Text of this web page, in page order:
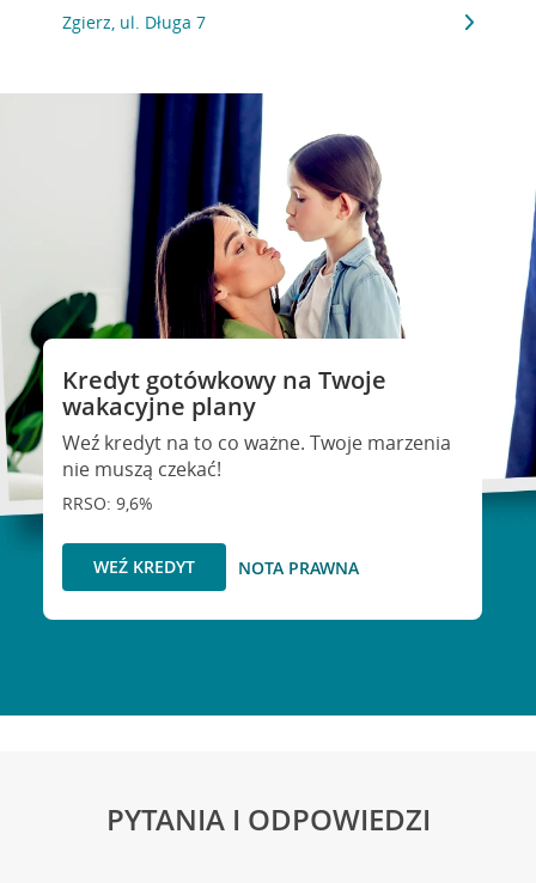
Zgierz, ul. Długa 7
Kredyt gotówkowy na Twoje
wakacyjne plany
Weź kredyt na to co ważne. Twoje marzenia
nie muszą czekać!
RRSO: 9,6%
WEŹ KREDYT NOTA PRAWNA
PYTANIA I ODPOWIEDZI